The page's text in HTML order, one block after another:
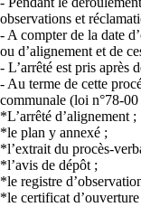
observations et
- A compter de la date
ou d’alignement et de
- L’arrêté est pris après
- Au terme de cette
communale (loi n°78-
*L’arrêté d’alignement ;
*le plan y annexé ;
*l’extrait du procès-
*l’avis de dépôt ;
*le registre
*le certificat